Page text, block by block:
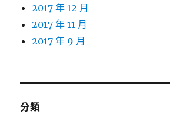
2017 年 12 月
2017 年 11 月
2017 年 9 月
分類